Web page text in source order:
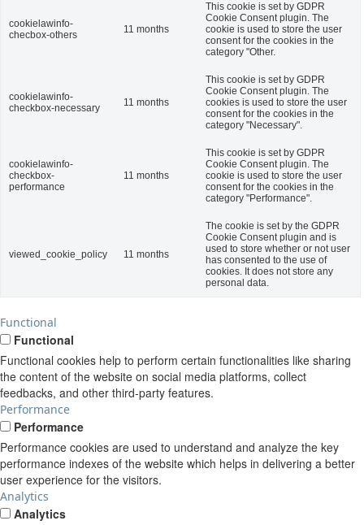
cookielawinfo-
checbox-others
11 months
This cookie is set by GDPR
Cookie Consent plugin. The
cookie is used to store the user
consent for the cookies in the
category "Other.
cookielawinfo-
checkbox-necessary
11 months
This cookie is set by GDPR
Cookie Consent plugin. The
cookies is used to store the user
consent for the cookies in the
category "Necessary".
cookielawinfo-
checkbox-
performance
11 months
This cookie is set by GDPR
Cookie Consent plugin. The
cookie is used to store the user
consent for the cookies in the
category "Performance".
viewed_cookie_policy 11 months
The cookie is set by the GDPR
Cookie Consent plugin and is
used to store whether or not user
has consented to the use of
cookies. It does not store any
personal data.
Functional
Functional
Functional cookies help to perform certain functionalities like sharing
the content of the website on social media platforms, collect
feedbacks, and other third-party features.
Performance
Performance
Performance cookies are used to understand and analyze the key
performance indexes of the website which helps in delivering a better
user experience for the visitors.
Analytics
Analytics